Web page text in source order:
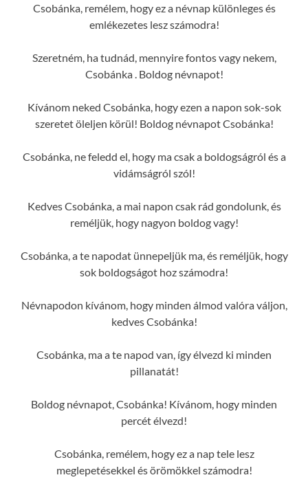
Csobánka, remélem, hogy ez a névnap különleges és
emlékezetes lesz számodra!
Szeretném, ha tudnád, mennyire fontos vagy nekem,
Csobánka . Boldog névnapot!
Kívánom neked Csobánka, hogy ezen a napon sok-sok
szeretet öleljen körül! Boldog névnapot Csobánka!
Csobánka, ne feledd el, hogy ma csak a boldogságról és a
vidámságról szól!
Kedves Csobánka, a mai napon csak rád gondolunk, és
reméljük, hogy nagyon boldog vagy!
Csobánka, a te napodat ünnepeljük ma, és reméljük, hogy
sok boldogságot hoz számodra!
Névnapodon kívánom, hogy minden álmod valóra váljon,
kedves Csobánka!
Csobánka, ma a te napod van, így élvezd ki minden
pillanatát!
Boldog névnapot, Csobánka! Kívánom, hogy minden
percét élvezd!
Csobánka, remélem, hogy ez a nap tele lesz
meglepetésekkel és örömökkel számodra!